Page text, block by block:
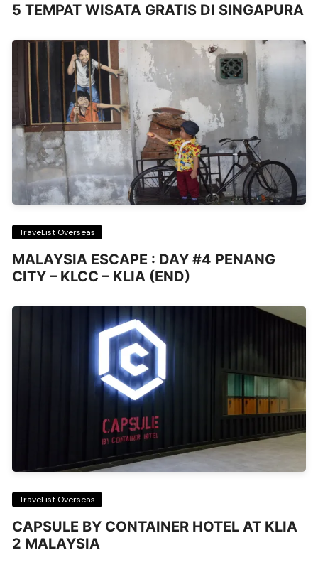
5 TEMPAT WISATA GRATIS DI SINGAPURA
TraveList Overseas
MALAYSIA ESCAPE : DAY #4 PENANG
CITY – KLCC – KLIA (END)
TraveList Overseas
CAPSULE BY CONTAINER HOTEL AT KLIA
2 MALAYSIA